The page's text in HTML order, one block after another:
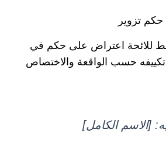
تزوير
للائحة اعتراض على حكم في
حسب الواقعة والاختصاص
[الاسم الكامل]